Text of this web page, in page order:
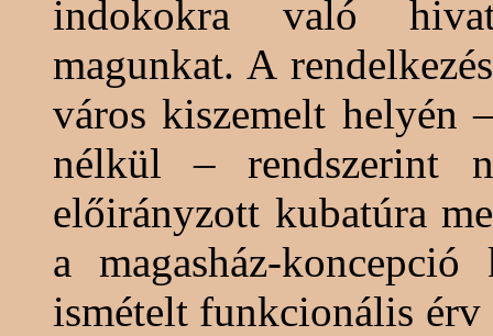
indokokra való
magunkat. A
város kiszemelt helyén
nélkül – rendszerint
előirányzott kubatúra
a magasház-koncepció
ismételt funkcionális